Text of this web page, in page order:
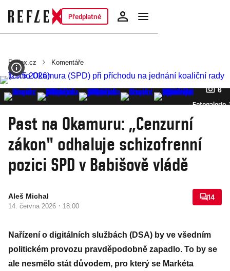
Předplatné
Reflex.cz Komentáře
6
Fotogalerie
Past na Okamuru: „Cenzurní
zákon" odhaluje schizofrenní
pozici SPD v Babišově vládě
Aleš Michal
14. června 2026 · 18:00
14
Nařízení o digitálních službách (DSA) by ve všedním
politickém provozu pravděpodobně zapadlo. To by se
ale nesmělo stát důvodem, pro který se Markéta